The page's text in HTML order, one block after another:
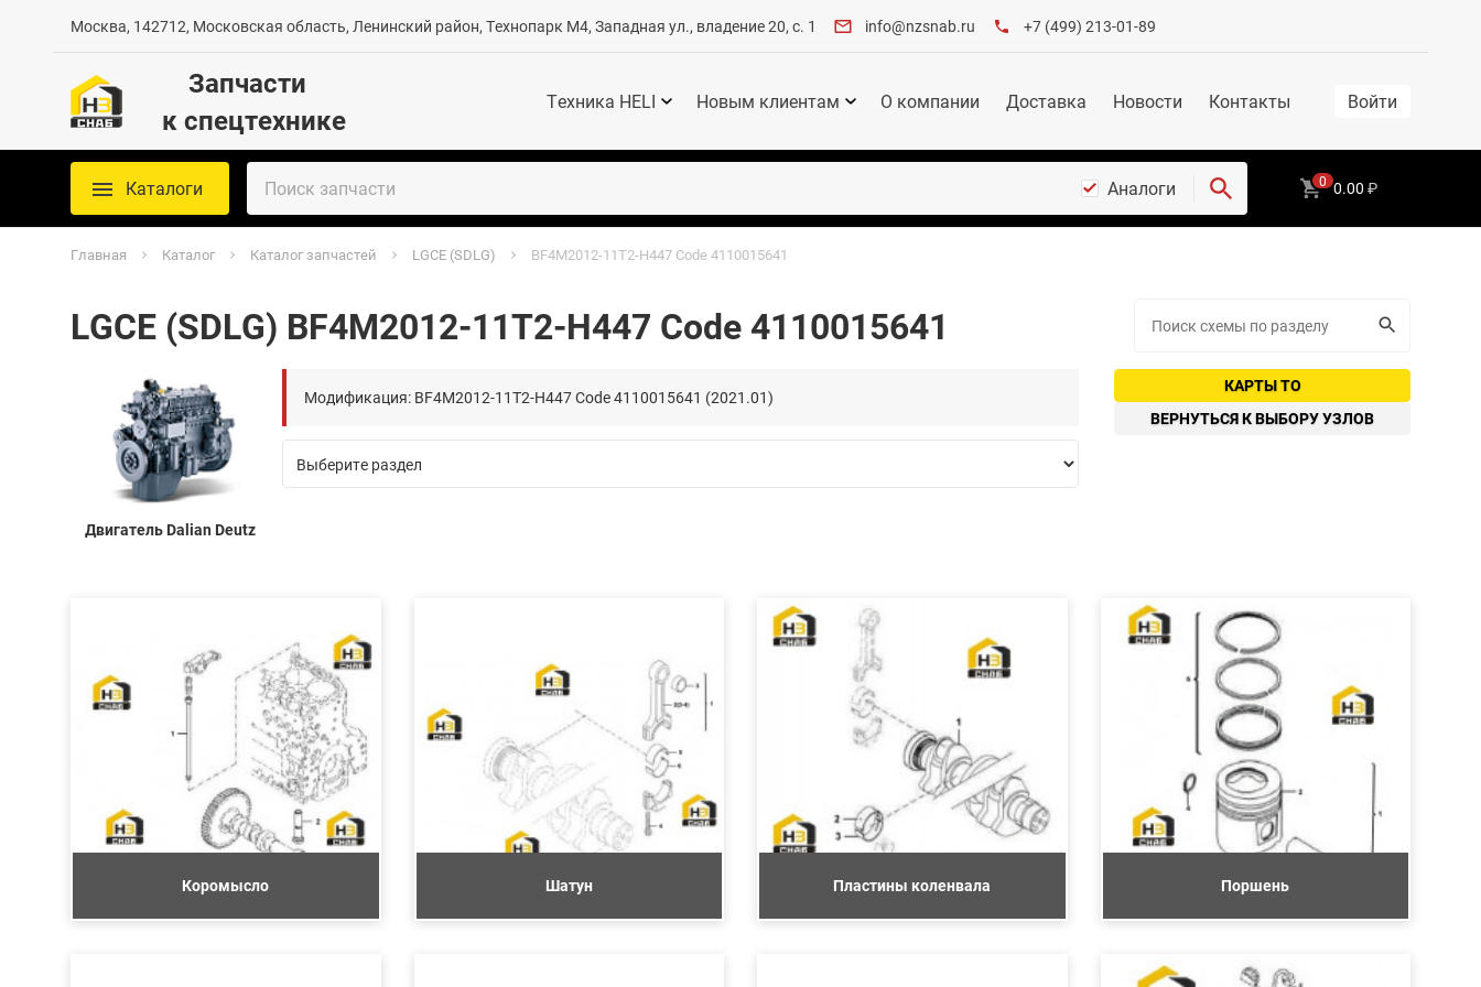
Москва, 142712, Московская область, Ленинский район, Технопарк М4, Западная ул., владение 20, с. 1 info@nzsnab.ru +7 (499) 213-01-89
Запчасти
к спецтехнике
Техника HELI Новым клиентам О компании Доставка Новости Контакты Войти
Каталоги Аналоги 0 0.00 ₽
Главная Каталог Каталог запчастей LGCE (SDLG) BF4M2012-11T2-H447 Code 4110015641
LGCE (SDLG) BF4M2012-11T2-H447 Code 4110015641
КАРТЫ ТО
ВЕРНУТЬСЯ К ВЫБОРУ УЗЛОВ
Двигатель Dalian Deutz
Модификация: BF4M2012-11T2-H447 Code 4110015641 (2021.01)
Коромысло Шатун Пластины коленвала Поршень